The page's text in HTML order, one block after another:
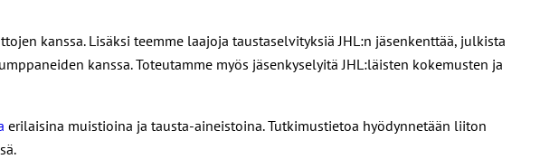
kanssa. Lisäksi teemme laajoja taustaselvityksiä JHL:n jäsenkenttää, julkista
kanssa. Toteutamme myös jäsenkyselyitä JHL:läisten kokemusten ja
erilaisina muistioina ja tausta-aineistoina. Tutkimustietoa hyödynnetään liiton